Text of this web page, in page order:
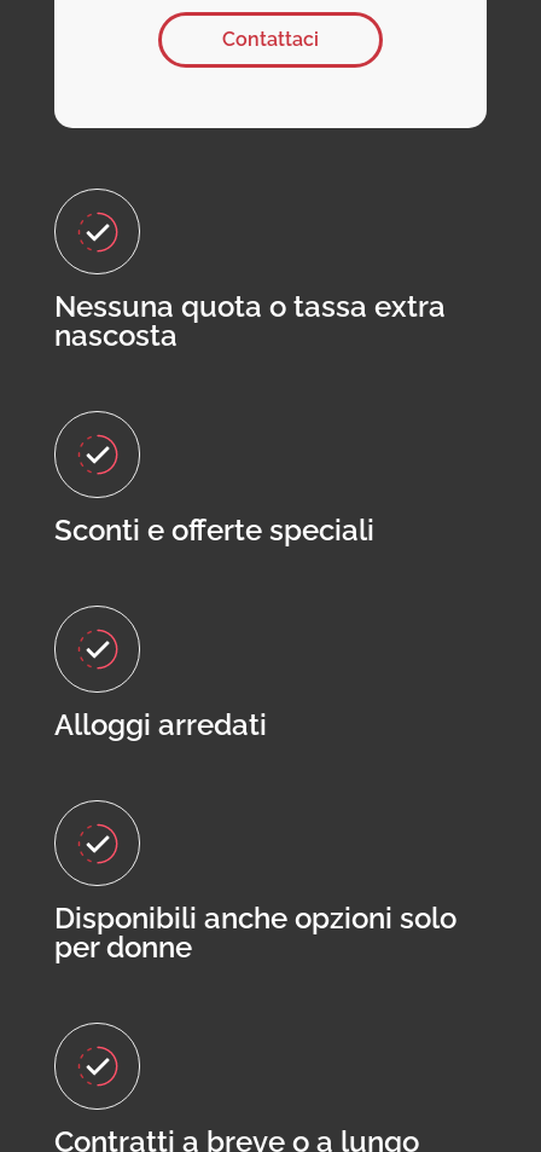
Contattaci
Nessuna quota o tassa extra
nascosta
Sconti e offerte speciali
Alloggi arredati
Disponibili anche opzioni solo
per donne
Contratti a breve o a lungo